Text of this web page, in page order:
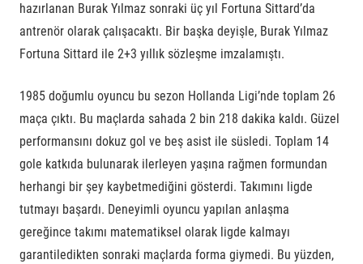
hazırlanan Burak Yılmaz sonraki üç yıl Fortuna Sittard’da
antrenör olarak çalışacaktı. Bir başka deyişle, Burak Yılmaz
Fortuna Sittard ile 2+3 yıllık sözleşme imzalamıştı.
1985 doğumlu oyuncu bu sezon Hollanda Ligi’nde toplam 26
maça çıktı. Bu maçlarda sahada 2 bin 218 dakika kaldı. Güzel
performansını dokuz gol ve beş asist ile süsledi. Toplam 14
gole katkıda bulunarak ilerleyen yaşına rağmen formundan
herhangi bir şey kaybetmediğini gösterdi. Takımını ligde
tutmayı başardı. Deneyimli oyuncu yapılan anlaşma
gereğince takımı matematiksel olarak ligde kalmayı
garantiledikten sonraki maçlarda forma giymedi. Bu yüzden,